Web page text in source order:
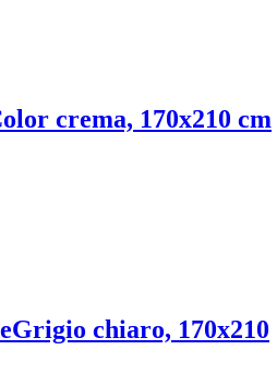
crema, 170x210 cm
Grigio chiaro, 170x210